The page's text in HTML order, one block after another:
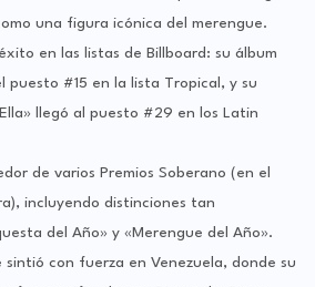
una figura icónica del merengue.
en las listas de Billboard: su álbum
puesto #15 en la lista Tropical, y su
llegó al puesto #29 en los Latin
de varios Premios Soberano (en el
incluyendo distinciones tan
del Año» y «Merengue del Año».
con fuerza en Venezuela, donde su